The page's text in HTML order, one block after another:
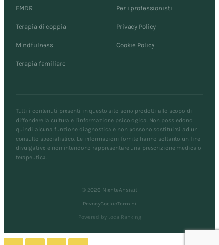
EMDR
Terapia di coppia
Mindfulness
Terapia familiare
Per i professionisti
Privacy Policy
Cookie Policy
Tutti i contenuti presenti in questo sito sono prodotti allo scopo di
diffondere la cultura e l'informazione psicologica. Non possiedono
quindi alcuna funzione diagnostica e non possono sostituirsi ad un
consulto specialistico. Le informazioni fornite hanno soltanto un fine
divulgativo e non intendono rappresentare una prescrizione medica o
terapeutica.
© 2026 NienteAnsia.it
PrivacyCookieTermini
Powered by LocalRanking